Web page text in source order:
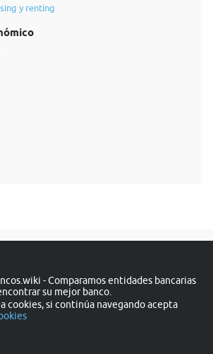
y renting
- Comparamos entidades bancarias
su mejor banco.
cookies, si continúa navegando acepta